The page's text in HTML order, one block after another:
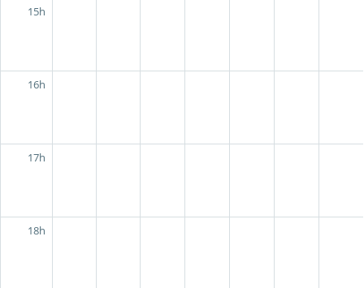
15h
16h
17h
18h